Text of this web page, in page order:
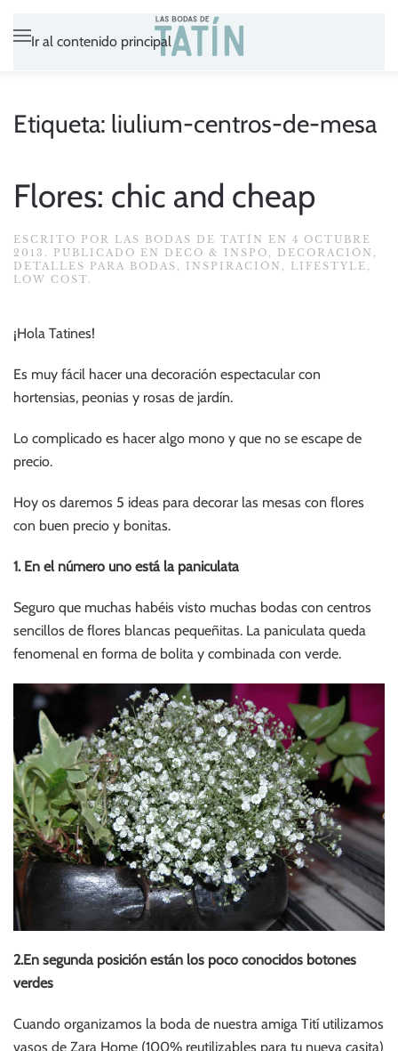
Ir al contenido principal
Etiqueta: liulium-centros-de-mesa
Flores: chic and cheap
ESCRITO POR LAS BODAS DE TATÍN EN 4 OCTUBRE
2013 . PUBLICADO EN DECO & INSPO , DECORACIÓN ,
DETALLES PARA BODAS , INSPIRACIÓN , LIFESTYLE ,
LOW COST.
¡Hola Tatines!
Es muy fácil hacer una decoración espectacular con
hortensias, peonias y rosas de jardín.
Lo complicado es hacer algo mono y que no se escape de
precio.
Hoy os daremos 5 ideas para decorar las mesas con flores
con buen precio y bonitas.
1. En el número uno está la paniculata
Seguro que muchas habéis visto muchas bodas con centros
sencillos de flores blancas pequeñitas. La paniculata queda
fenomenal en forma de bolita y combinada con verde.
2.En segunda posición están los poco conocidos botones
verdes
Cuando organizamos la boda de nuestra amiga Tití utilizamos
vasos de Zara Home (100% reutilizables para tu nueva casita)